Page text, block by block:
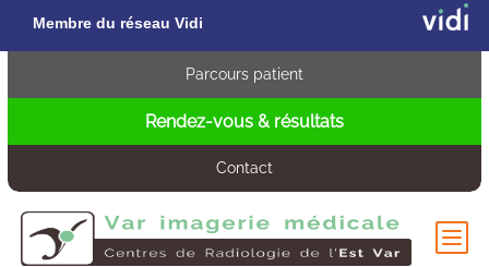
Membre du réseau Vidi
Parcours patient
Rendez-vous & résultats
Contact
b